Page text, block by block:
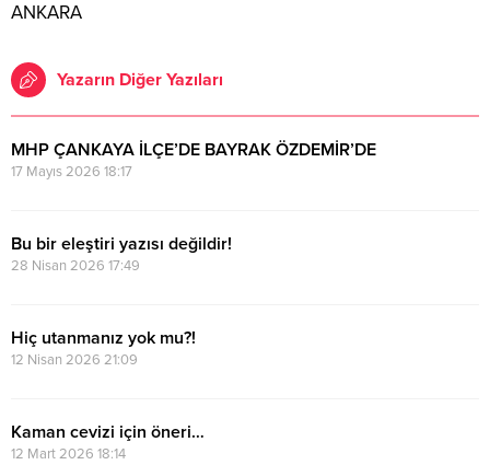
ANKARA
Yazarın Diğer Yazıları
MHP ÇANKAYA İLÇE’DE BAYRAK ÖZDEMİR’DE
17 Mayıs 2026 18:17
Bu bir eleştiri yazısı değildir!
28 Nisan 2026 17:49
Hiç utanmanız yok mu?!
12 Nisan 2026 21:09
Kaman cevizi için öneri…
12 Mart 2026 18:14